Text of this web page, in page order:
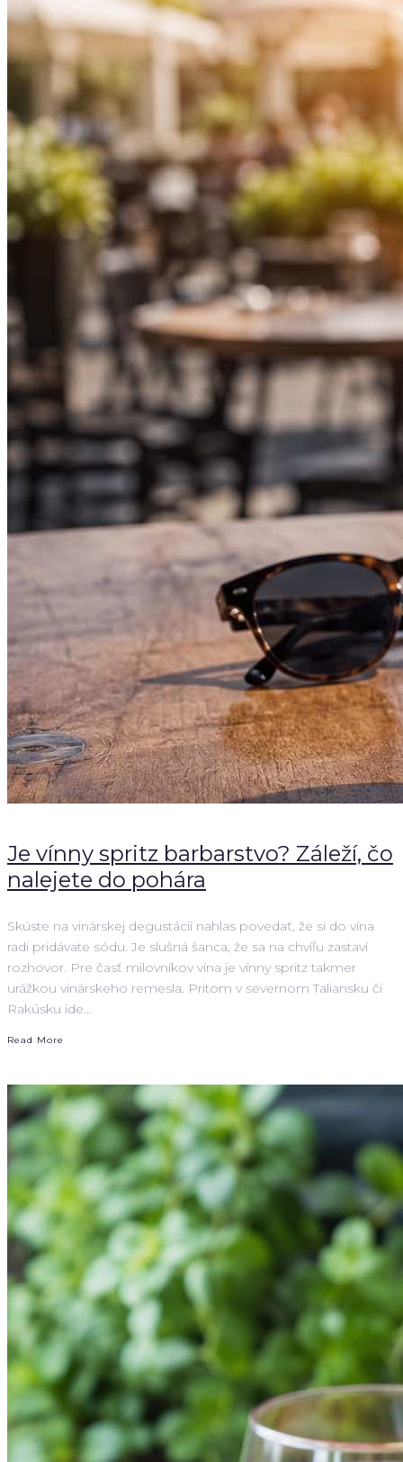
Je vínny spritz barbarstvo? Záleží, čo
nalejete do pohára
Skúste na vinárskej degustácii nahlas povedať, že si do vína
radi pridávate sódu. Je slušná šanca, že sa na chvíľu zastaví
rozhovor. Pre časť milovníkov vína je vínny spritz takmer
urážkou vinárskeho remesla. Pritom v severnom Taliansku či
Rakúsku ide…
Read More